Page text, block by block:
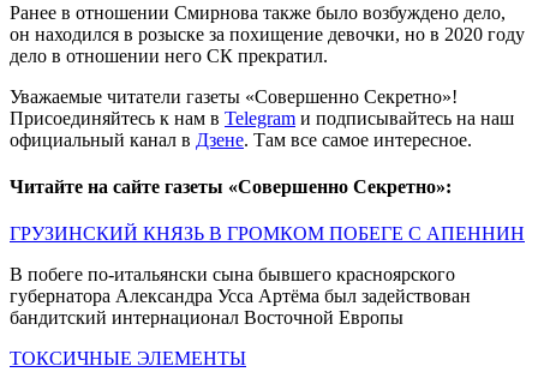
Ранее в отношении Смирнова также было возбуждено дело,
он находился в розыске за похищение девочки, но в 2020 году
дело в отношении него СК прекратил.
Уважаемые читатели газеты «Совершенно Секретно»!
Присоединяйтесь к нам в Telegram и подписывайтесь на наш
официальный канал в Дзене. Там все самое интересное.
Читайте на сайте газеты «Совершенно Секретно»:
ГРУЗИНСКИЙ КНЯЗЬ В ГРОМКОМ ПОБЕГЕ С АПЕННИН
В побеге по-итальянски сына бывшего красноярского
губернатора Александра Усса Артёма был задействован
бандитский интернационал Восточной Европы
ТОКСИЧНЫЕ ЭЛЕМЕНТЫ